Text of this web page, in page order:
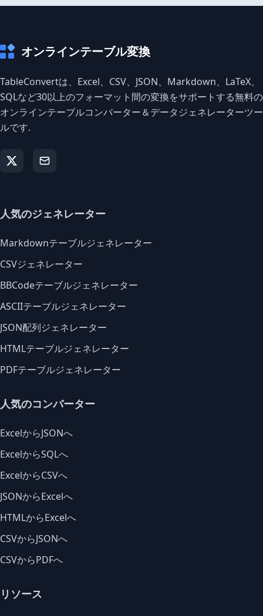
オンラインテーブル変換
TableConvertは、Excel、CSV、JSON、Markdown、LaTeX、
SQLなど30以上のフォーマット間の変換をサポートする無料の
オンラインテーブルコンバーター＆データジェネレーターツー
ルです.
人気のジェネレーター
Markdownテーブルジェネレーター
CSVジェネレーター
BBCodeテーブルジェネレーター
ASCIIテーブルジェネレーター
JSON配列ジェネレーター
HTMLテーブルジェネレーター
PDFテーブルジェネレーター
人気のコンバーター
ExcelからJSONへ
ExcelからSQLへ
ExcelからCSVへ
JSONからExcelへ
HTMLからExcelへ
CSVからJSONへ
CSVからPDFへ
リソース